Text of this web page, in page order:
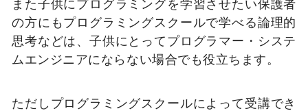
また子供にプログラミングを学習させたい保護者
の方にもプログラミングスクールで学べる論理的
思考などは、子供にとってプログラマー・システ
ムエンジニアにならない場合でも役立ちます。
ただしプログラミングスクールによって受講でき